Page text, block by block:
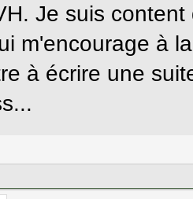
Je suis
m'encourage à
à écrire une